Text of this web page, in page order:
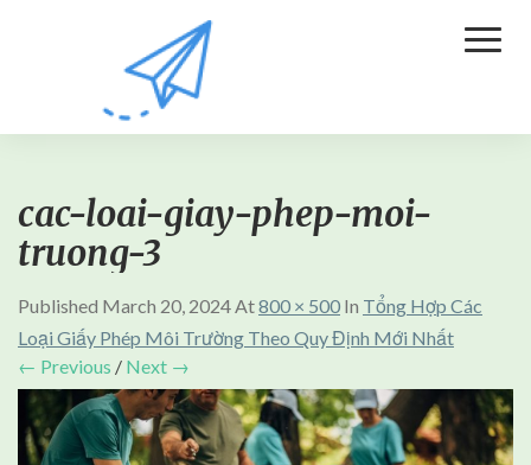
cac-loai-giay-phep-moi-
truong-3
Published March 20, 2024At800 × 500 In Tổng Hợp Các
Loại Giấy Phép Môi Trường Theo Quy Định Mới Nhất
← Previous / Next →